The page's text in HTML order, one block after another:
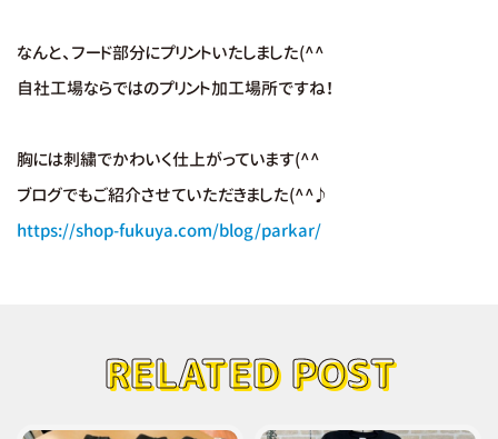
なんと、フード部分にプリントいたしました(^^
自社工場ならではのプリント加工場所ですね！
胸には刺繍でかわいく仕上がっています(^^
ブログでもご紹介させていただきました(^^♪
https://shop-fukuya.com/blog/parkar/
RELATED POST